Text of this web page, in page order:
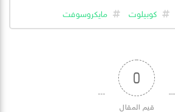
كوبيلوت مايكروسوفت
0
قيم المقال